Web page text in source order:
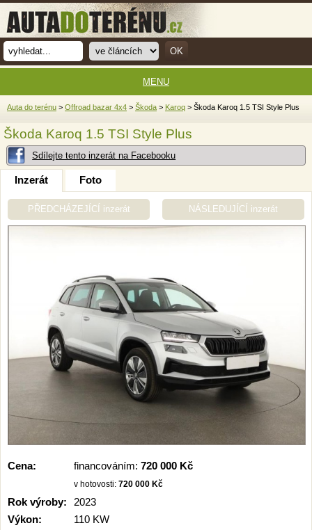
Auta do terénu > Offroad bazar 4x4 > Škoda > Karoq > Škoda Karoq 1.5 TSI Style Plus
Škoda Karoq 1.5 TSI Style Plus
Sdílejte tento inzerát na Facebooku
Inzerát Foto
PŘEDCHÁZEJÍCÍ inzerát NÁSLEDUJÍCÍ inzerát
Cena: financováním: 720 000 Kč
v hotovosti: 720 000 Kč
Rok výroby:
2023
Výkon:
110 KW
MENU